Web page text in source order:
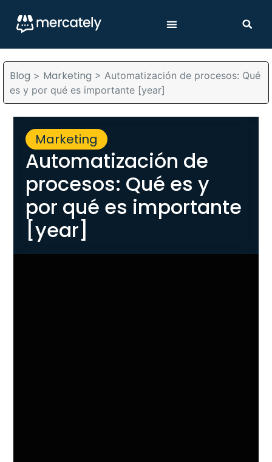
Blog > Marketing > Automatización de procesos: Qué
es y por qué es importante [year]
Marketing
Automatización de
procesos: Qué es y
por qué es importante
[year]